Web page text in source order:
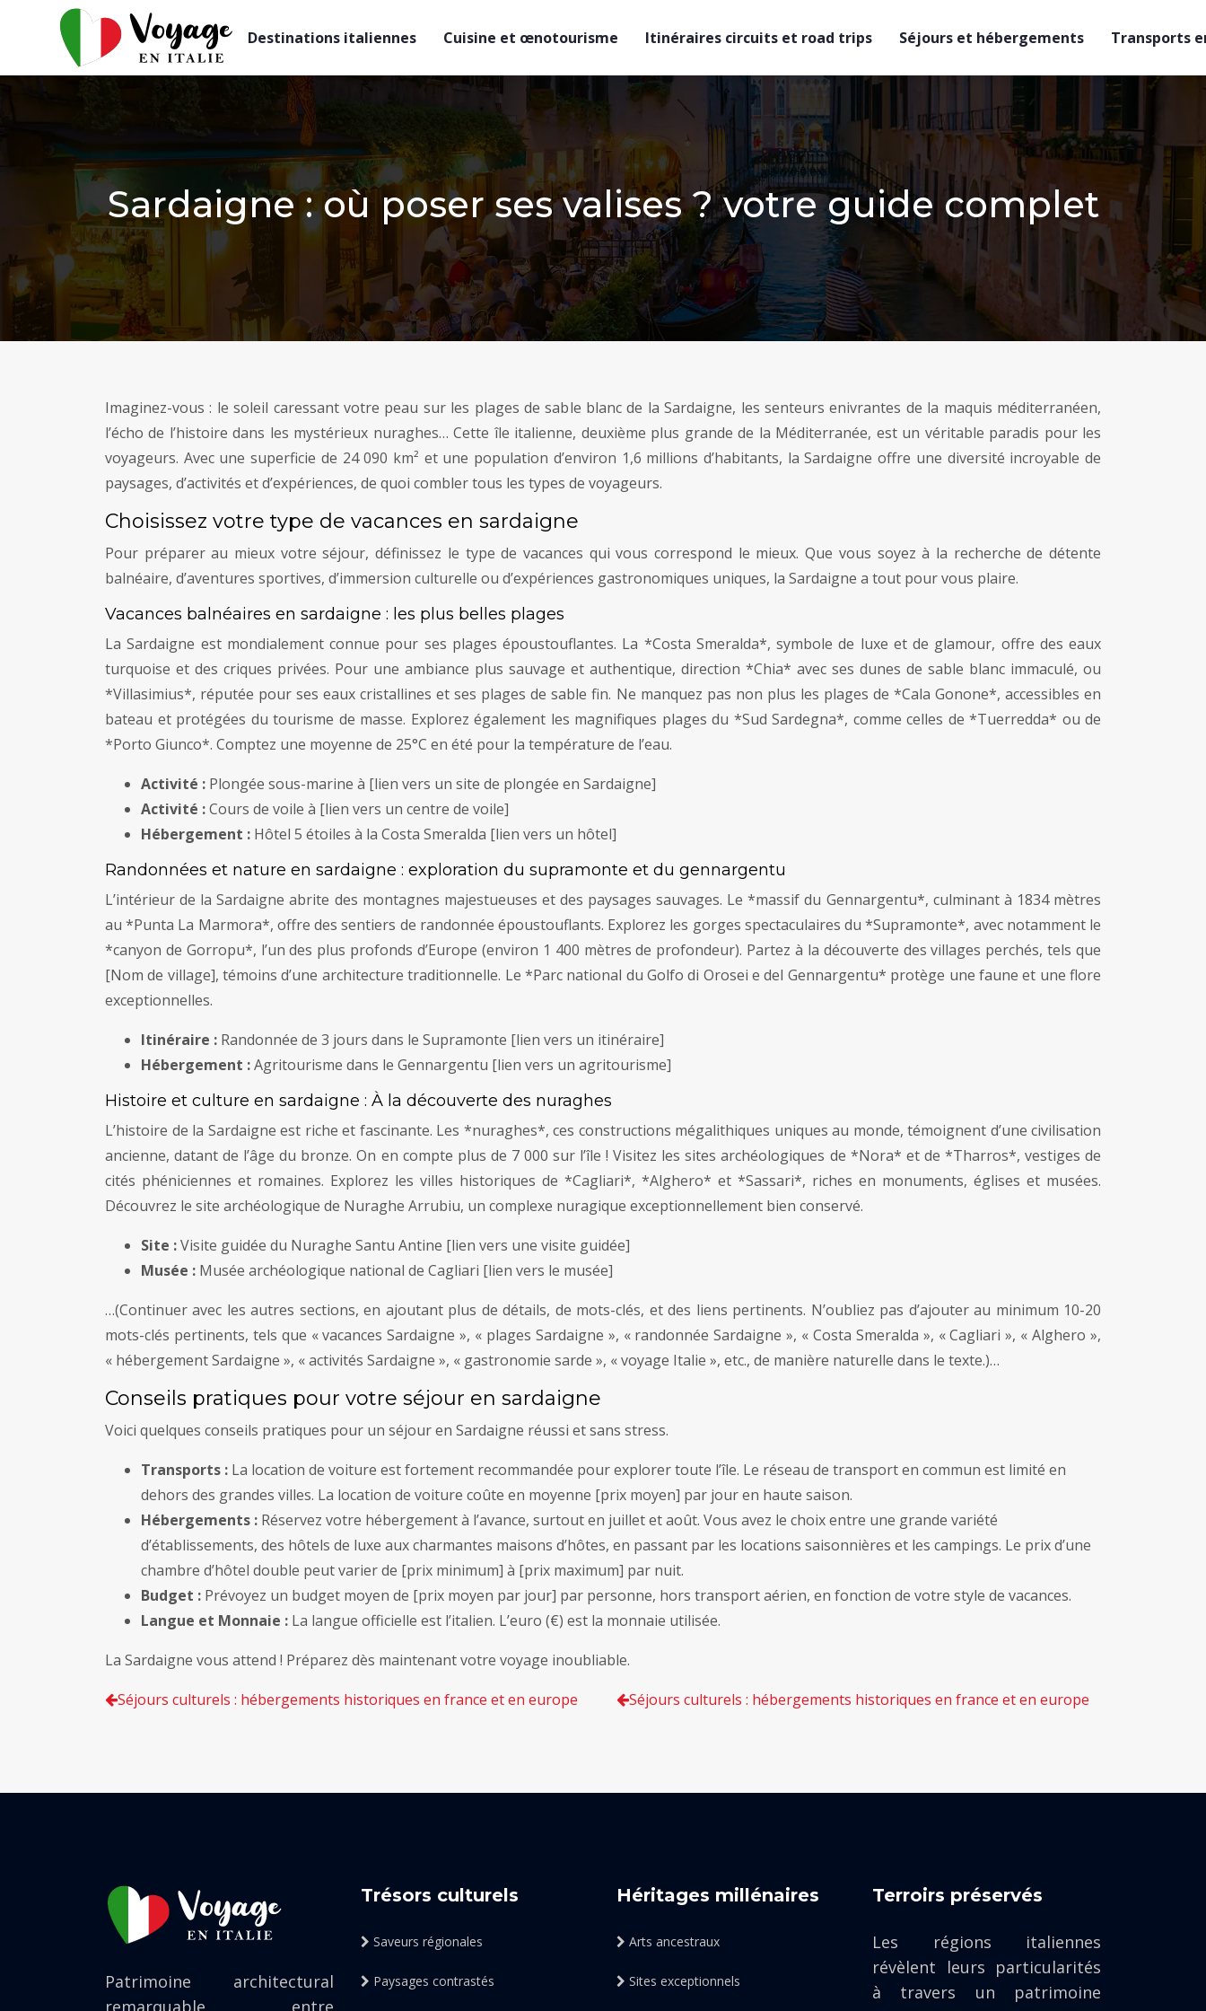
Destinations italiennes Cuisine et œnotourisme Itinéraires circuits et road trips Séjours et hébergements Transports
Sardaigne : où poser ses valises ? votre guide complet
Imaginez-vous : le soleil caressant votre peau sur les plages de sable blanc de la Sardaigne, les senteurs enivrantes de la maquis méditerranéen,
l’écho de l’histoire dans les mystérieux nuraghes… Cette île italienne, deuxième plus grande de la Méditerranée, est un véritable paradis pour les
voyageurs. Avec une superficie de 24 090 km² et une population d’environ 1,6 millions d’habitants, la Sardaigne offre une diversité incroyable de
paysages, d’activités et d’expériences, de quoi combler tous les types de voyageurs.
Choisissez votre type de vacances en sardaigne
Pour préparer au mieux votre séjour, définissez le type de vacances qui vous correspond le mieux. Que vous soyez à la recherche de détente
balnéaire, d’aventures sportives, d’immersion culturelle ou d’expériences gastronomiques uniques, la Sardaigne a tout pour vous plaire.
Vacances balnéaires en sardaigne : les plus belles plages
La Sardaigne est mondialement connue pour ses plages époustouflantes. La *Costa Smeralda*, symbole de luxe et de glamour, offre des eaux
turquoise et des criques privées. Pour une ambiance plus sauvage et authentique, direction *Chia* avec ses dunes de sable blanc immaculé, ou
*Villasimius*, réputée pour ses eaux cristallines et ses plages de sable fin. Ne manquez pas non plus les plages de *Cala Gonone*, accessibles en
bateau et protégées du tourisme de masse. Explorez également les magnifiques plages du *Sud Sardegna*, comme celles de *Tuerredda* ou de
*Porto Giunco*. Comptez une moyenne de 25°C en été pour la température de l’eau.
Activité : Plongée sous-marine à [lien vers un site de plongée en Sardaigne]
Activité :Cours de voile à [lien vers un centre de voile]
Hébergement : Hôtel 5 étoiles à la Costa Smeralda [lien vers un hôtel]
Randonnées et nature en sardaigne : exploration du supramonte et du gennargentu
L’intérieur de la Sardaigne abrite des montagnes majestueuses et des paysages sauvages. Le *massif du Gennargentu*, culminant à 1834 mètres
au *Punta La Marmora*, offre des sentiers de randonnée époustouflants. Explorez les gorges spectaculaires du *Supramonte*, avec notamment le
*canyon de Gorropu*, l’un des plus profonds d’Europe (environ 1 400 mètres de profondeur). Partez à la découverte des villages perchés, tels que
[Nom de village], témoins d’une architecture traditionnelle. Le *Parc national du Golfo di Orosei e del Gennargentu* protège une faune et une flore
exceptionnelles.
Itinéraire : Randonnée de 3 jours dans le Supramonte [lien vers un itinéraire]
Hébergement :Agritourisme dans le Gennargentu [lien vers un agritourisme]
Histoire et culture en sardaigne : À la découverte des nuraghes
L’histoire de la Sardaigne est riche et fascinante. Les *nuraghes*, ces constructions mégalithiques uniques au monde, témoignent d’une civilisation
ancienne, datant de l’âge du bronze. On en compte plus de 7 000 sur l’île ! Visitez les sites archéologiques de *Nora* et de *Tharros*, vestiges de
cités phéniciennes et romaines. Explorez les villes historiques de *Cagliari*, *Alghero* et *Sassari*, riches en monuments, églises et musées.
Découvrez le site archéologique de Nuraghe Arrubiu, un complexe nuragique exceptionnellement bien conservé.
Site :Visite guidée du Nuraghe Santu Antine [lien vers une visite guidée]
Musée : Musée archéologique national de Cagliari [lien vers le musée]
…(Continuer avec les autres sections, en ajoutant plus de détails, de mots-clés, et des liens pertinents. N’oubliez pas d’ajouter au minimum 10-20
mots-clés pertinents, tels que « vacances Sardaigne », « plages Sardaigne », « randonnée Sardaigne », « Costa Smeralda », « Cagliari », « Alghero »,
« hébergement Sardaigne », « activités Sardaigne », « gastronomie sarde », « voyage Italie », etc., de manière naturelle dans le texte.)…
Conseils pratiques pour votre séjour en sardaigne
Voici quelques conseils pratiques pour un séjour en Sardaigne réussi et sans stress.
Transports : La location de voiture est fortement recommandée pour explorer toute l’île. Le réseau de transport en commun est limité en
dehors des grandes villes. La location de voiture coûte en moyenne [prix moyen] par jour en haute saison.
Hébergements : Réservez votre hébergement à l’avance, surtout en juillet et août. Vous avez le choix entre une grande variété
d’établissements, des hôtels de luxe aux charmantes maisons d’hôtes, en passant par les locations saisonnières et les campings. Le prix d’une
chambre d’hôtel double peut varier de [prix minimum] à [prix maximum] par nuit.
Budget : Prévoyez un budget moyen de [prix moyen par jour] par personne, hors transport aérien, en fonction de votre style de vacances.
Langue et Monnaie : La langue officielle est l’italien. L’euro (€) est la monnaie utilisée.
La Sardaigne vous attend ! Préparez dès maintenant votre voyage inoubliable.
Séjours culturels : hébergements historiques en france et en europe
Séjours culturels : hébergements historiques en france et en europe
Patrimoine architectural
Trésors culturels
Saveurs régionales
Paysages contrastés
Héritages millénaires
Arts ancestraux
Sites exceptionnels
Terroirs préservés
Les régions italiennes
révèlent leurs particularités
à travers un patrimoine